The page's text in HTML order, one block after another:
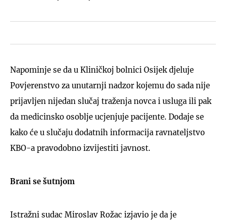
Napominje se da u Kliničkoj bolnici Osijek djeluje
Povjerenstvo za unutarnji nadzor kojemu do sada nije
prijavljen nijedan slučaj traženja novca i usluga ili pak
da medicinsko osoblje ucjenjuje pacijente. Dodaje se
kako će u slučaju dodatnih informacija ravnateljstvo
KBO-a pravodobno izvijestiti javnost.
Brani se šutnjom
Istražni sudac Miroslav Rožac izjavio je da je